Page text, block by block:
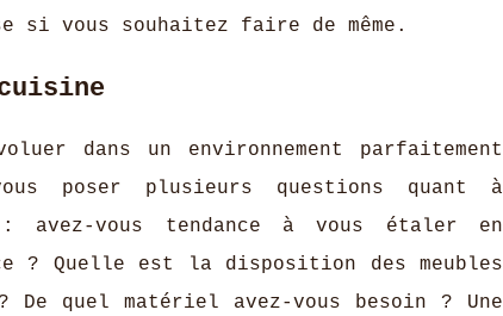
si vous souhaitez faire de même.
dans un environnement parfaitement
poser plusieurs questions quant à
avez-vous tendance à vous étaler en
? Quelle est la disposition des meubles
quel matériel avez-vous besoin ? Une